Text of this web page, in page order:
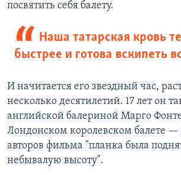
посвятить себя балету.
Наша татарская кровь
быстрее и готова вскипеть
И начитается его звездный час,
несколько десятилетий. 17 лет он
английской балериной Марго
Лондонском королевском балете —
авторов фильма "планка была
небывалую высоту".